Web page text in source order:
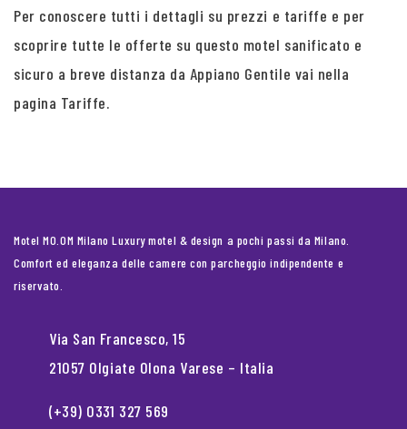
Per conoscere tutti i dettagli su prezzi e tariffe e per
scoprire tutte le offerte su questo motel sanificato e
sicuro a breve distanza da Appiano Gentile vai nella
pagina Tariffe.
Motel MO.OM Milano Luxury motel & design a pochi passi da Milano.
Comfort ed eleganza delle camere con parcheggio indipendente e
riservato.
Via San Francesco, 15
21057 Olgiate Olona Varese – Italia
(+39) 0331 327 569